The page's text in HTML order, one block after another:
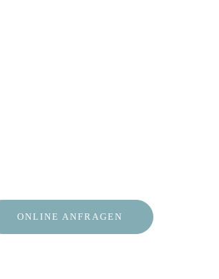
ONLINE ANFRAGEN